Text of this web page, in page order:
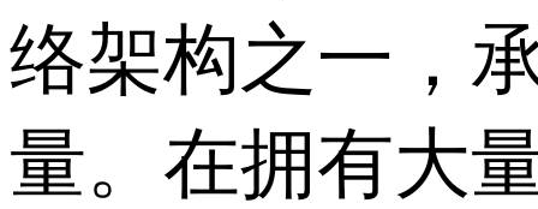
络架构之一，
量。在拥有大